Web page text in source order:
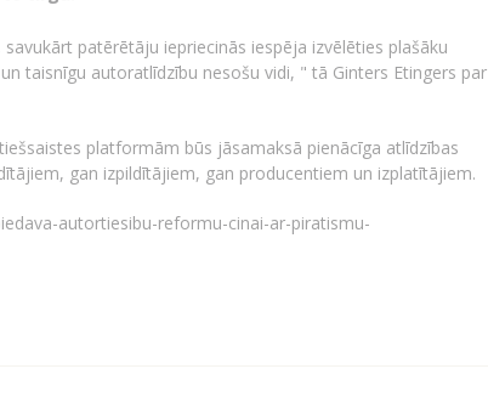
patērētāju iepriecinās iespēja izvēlēties plašāku
taisnīgu autoratlīdzību nesošu vidi, " tā Ginters Etingers par
platformām būs jāsamaksā pienācīga atlīdzības
gan izpildītājiem, gan producentiem un izplatītājiem.
autortiesibu-reformu-cinai-ar-piratismu-